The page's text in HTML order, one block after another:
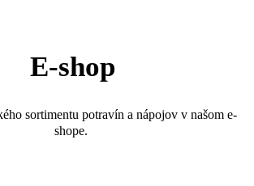
E-shop
sortimentu potravín a nápojov v našom e-
shope.